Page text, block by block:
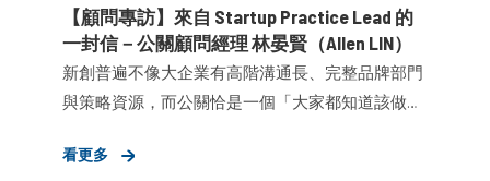
【顧問專訪】來自 Startup Practice Lead 的
一封信－公關顧問經理 林晏賢（Allen LIN）
新創普遍不像大企業有高階溝通長、完整品牌部門
與策略資源，而公關恰是一個「大家都知道該做、
年度計畫書，也不只是媒體名單，而是一位孰悉創
看更多